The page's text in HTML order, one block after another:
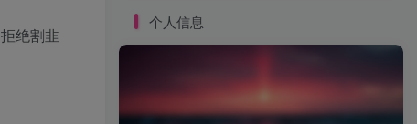
绝割韭
个人信息